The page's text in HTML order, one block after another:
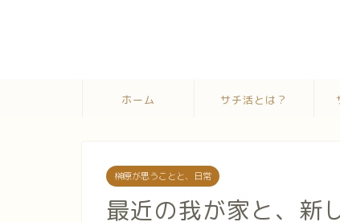
ホーム サチ活とは？
榊原が思うことと、日常
最近の我が家と、新